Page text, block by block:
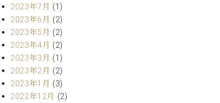
ジ
ョ
ン
C.BECHSTEIN
Digital(ベ
ヒ
シ
ュ
展示
情報
【ユ
ーロ
ピア
ノ特
選中
古】
イ
2023年7月 (1)
2023年6月 (2)
2023年5月 (2)
2023年4月 (2)
2023年3月 (1)
2023年2月 (2)
2023年1月 (3)
2022年12月 (2)